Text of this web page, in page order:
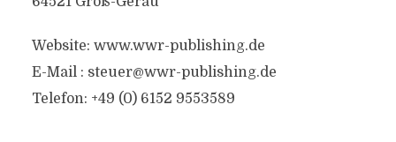
Website: www.wwr-publishing.de
E-Mail : steuer@wwr-publishing.de
Telefon: +49 (0) 6152 9553589